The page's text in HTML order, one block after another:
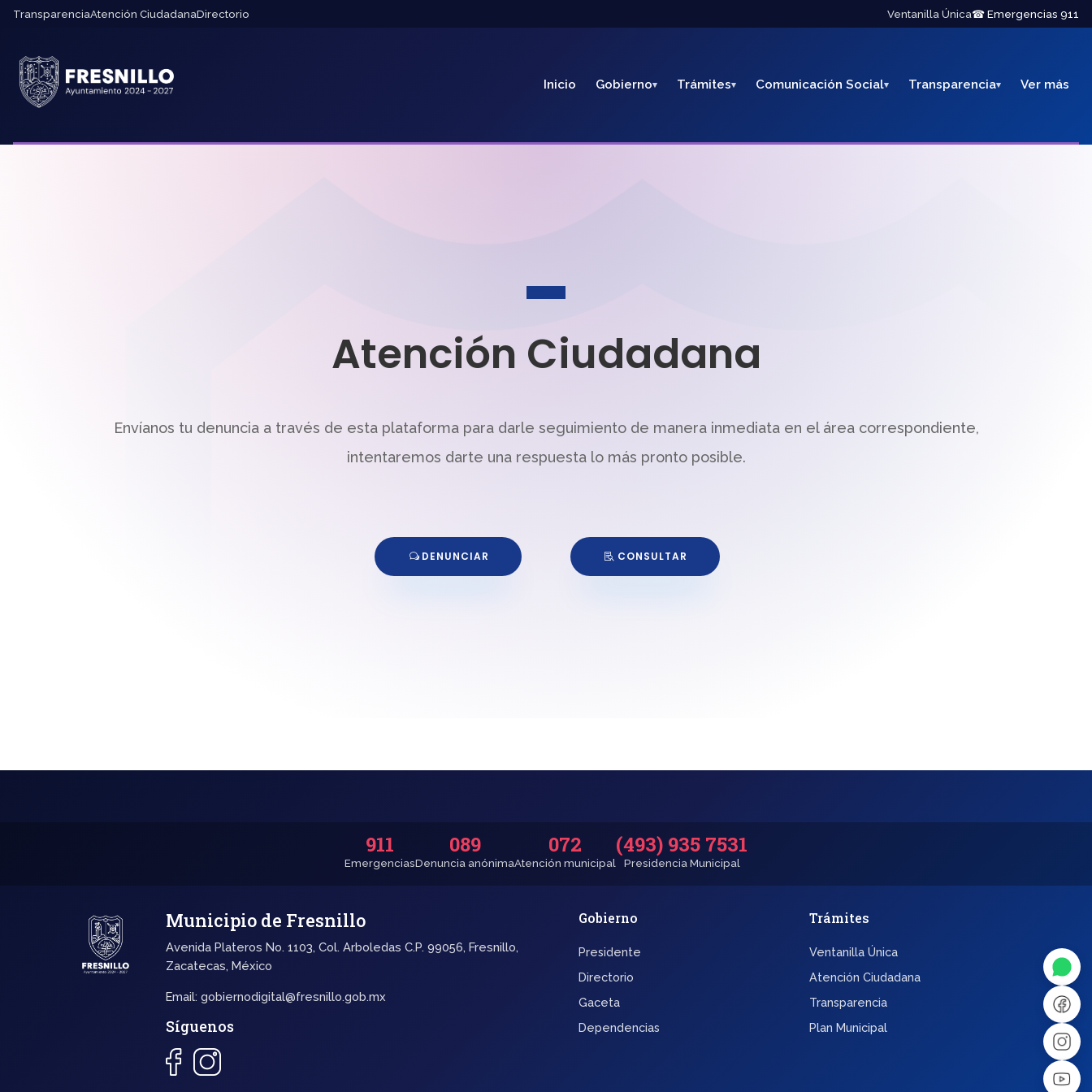
TransparenciaAtención CiudadanaDirectorio Ventanilla Única☎ Emergencias 911
Inicio Gobierno Trámites Comunicación Social Transparencia Ver más
Atención Ciudadana
Envíanos tu denuncia a través de esta plataforma para darle seguimiento de manera inmediata en el área correspondiente,
intentaremos darte una respuesta lo más pronto posible.
DENUNCIAR CONSULTAR
911
Emergencias
089
Denuncia anónima
072
Atención municipal
(493) 935 7531
Presidencia Municipal
Municipio de Fresnillo
Avenida Plateros No. 1103, Col. Arboledas C.P. 99056, Fresnillo,
Zacatecas, México
Email:gobiernodigital@fresnillo.gob.mx
Síguenos
Gobierno
Presidente
Directorio
Gaceta
Dependencias
Trámites
Ventanilla Única
Atención Ciudadana
Transparencia
Plan Municipal
↔
Dx